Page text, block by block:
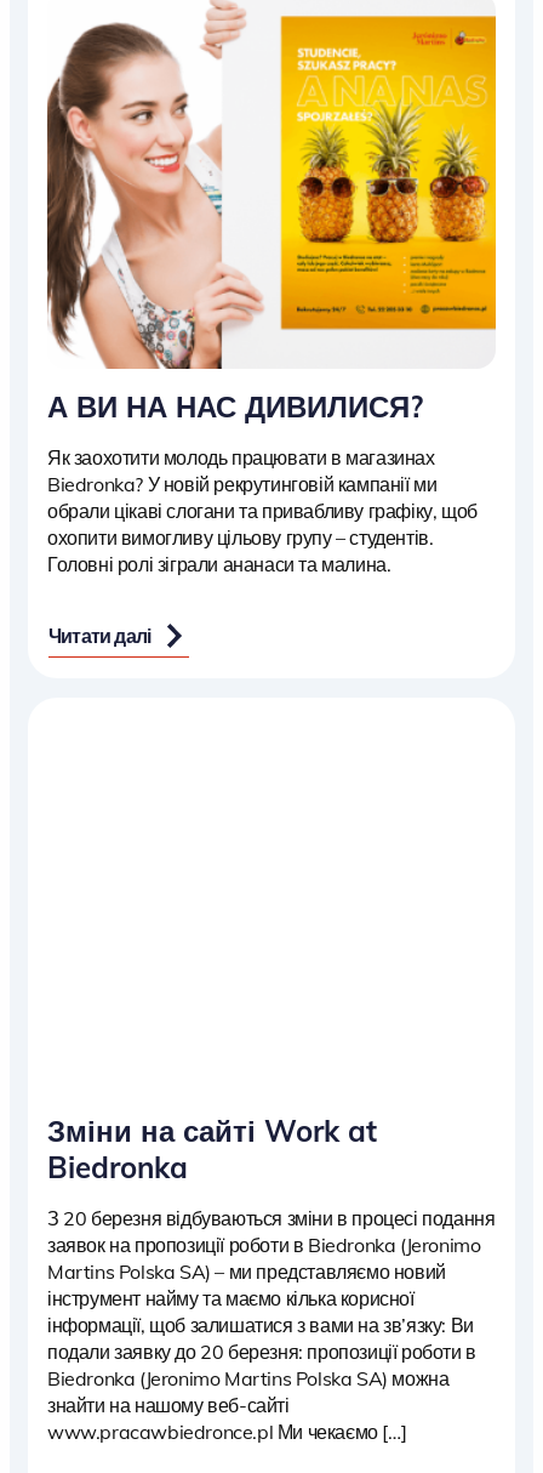
А ВИ НА НАС ДИВИЛИСЯ?
Як заохотити молодь працювати в магазинах
Biedronka? У новій рекрутинговій кампанії ми
обрали цікаві слогани та привабливу графіку, щоб
охопити вимогливу цільову групу – студентів.
Головні ролі зіграли ананаси та малина.
Читати далі
Зміни на сайті Work at
Biedronka
З 20 березня відбуваються зміни в процесі подання
заявок на пропозиції роботи в Biedronka (Jeronimo
Martins Polska SA) – ми представляємо новий
інструмент найму та маємо кілька корисної
інформації, щоб залишатися з вами на зв’язку: Ви
подали заявку до 20 березня: пропозиції роботи в
Biedronka (Jeronimo Martins Polska SA) можна
знайти на нашому веб-сайті
www.pracawbiedronce.pl Ми чекаємо […]